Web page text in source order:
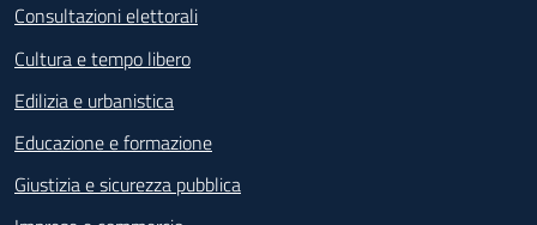
Consultazioni elettorali
Cultura e tempo libero
Edilizia e urbanistica
Educazione e formazione
Giustizia e sicurezza pubblica